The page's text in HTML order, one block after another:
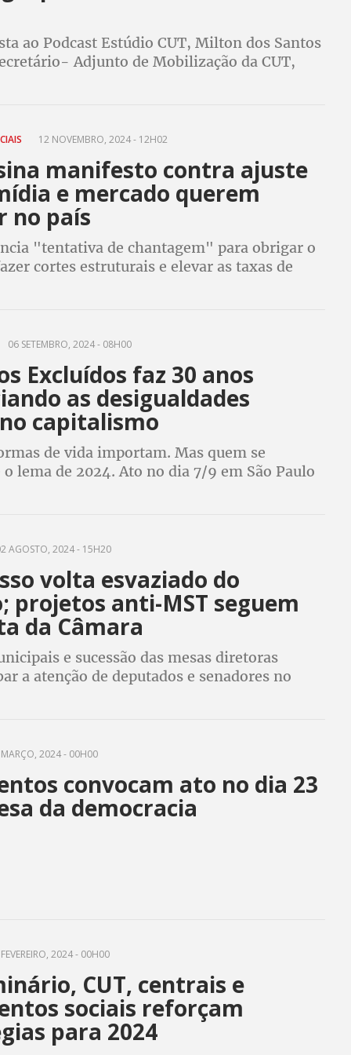
ao Podcast Estúdio CUT, Milton dos Santos
Adjunto de Mobilização da CUT,
12 NOVEMBRO, 2024 - 12H02
manifesto contra ajuste
e mercado querem
no país
"tentativa de chantagem" para obrigar o
cortes estruturais e elevar as taxas de
06 SETEMBRO, 2024 - 08H00
Excluídos faz 30 anos
as desigualdades
capitalismo
de vida importam. Mas quem se
lema de 2024. Ato no dia 7/9 em São Paulo
AGOSTO, 2024 - 15H20
volta esvaziado do
projetos anti-MST seguem
da Câmara
e sucessão das mesas diretoras
a atenção de deputados e senadores no
2024 - 00H00
convocam ato no dia 23
da democracia
2024 - 00H00
CUT, centrais e
sociais reforçam
para 2024